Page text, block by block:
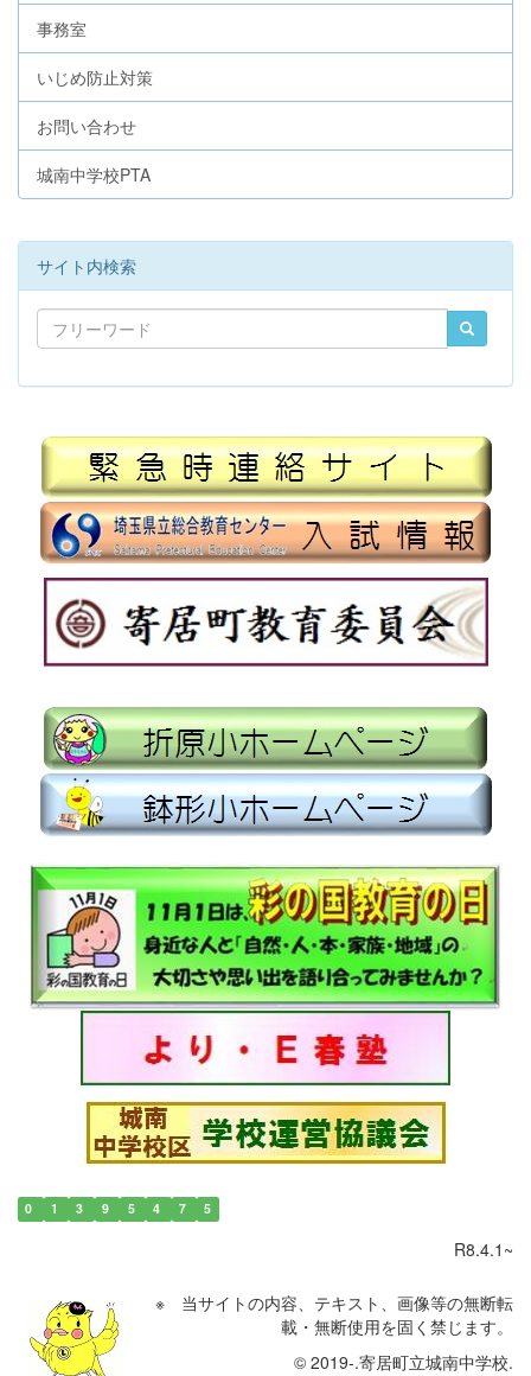
事務室
いじめ防止対策
お問い合わせ
城南中学校PTA
サイト内検索
0 1 3 9 5 4 7 5
R8.4.1~
※ 当サイトの内容、テキスト、画像等の無断転
載・無断使用を固く禁じます。
© 2019-.寄居町立城南中学校.